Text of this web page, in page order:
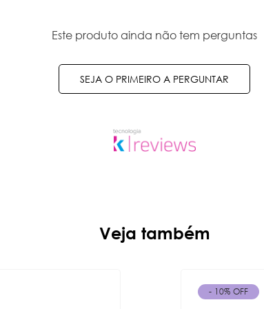
Este produto ainda não tem perguntas
SEJA O PRIMEIRO A PERGUNTAR
Veja também
- 10% OFF